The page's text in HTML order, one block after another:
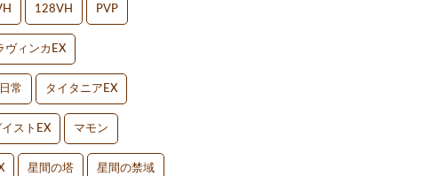
128VH PVP
ヴィンカEX
常 タイタニアEX
ストEX マモン
星間の塔 星間の禁域